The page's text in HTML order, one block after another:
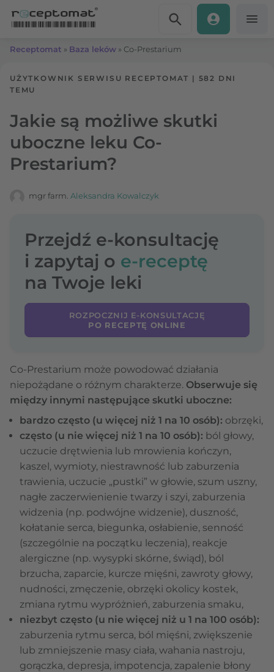
Receptomat » Baza leków » Co-Prestarium
UŻYTKOWNIK SERWISU RECEPTOMAT | 582 DNI
TEMU
Jakie są możliwe skutki
uboczne leku Co-
Prestarium?
mgr farm. Aleksandra Kowalczyk
Przejdź e-konsultację
i zapytaj o e-receptę
na Twoje leki
ROZPOCZNIJ E-KONSULTACJĘ
PO RECEPTĘ ONLINE
Co-Prestarium może powodować działania
niepożądane o różnym charakterze. Obserwuje się
między innymi następujące skutki uboczne:
bardzo często (u więcej niż 1 na 10 osób): obrzęki,
często (u nie więcej niż 1 na 10 osób): ból głowy,
uczucie drętwienia lub mrowienia kończyn,
kaszel, wymioty, niestrawność lub zaburzenia
trawienia, uczucie „pustki” w głowie, szum uszny,
nagłe zaczerwienienie twarzy i szyi, zaburzenia
widzenia (np. podwójne widzenie), duszność,
kołatanie serca, biegunka, osłabienie, senność
(szczególnie na początku leczenia), reakcje
alergiczne (np. wysypki skórne, świąd), ból
brzucha, zaparcie, kurcze mięśni, zawroty głowy,
nudności, zmęczenie, obrzęki okolicy kostek,
zmiana rytmu wypróżnień, zaburzenia smaku,
niezbyt często (u nie więcej niż u 1 na 100 osób):
zaburzenia rytmu serca, ból mięśni, zwiększenie
lub zmniejszenie masy ciała, wahania nastroju,
gorączka, depresja, impotencja, zapalenie błony